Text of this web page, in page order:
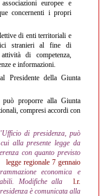
europee e
concernenti i propri
di enti territoriali e
stranieri al fine di
di competenza,
e informazioni.
Presidente della Giunta
proporre alla Giunta
compresi accordi con
di presidenza, può
alla presente legge da
con quanto previsto
legge regionale 7 gennaio
economica e
Modifiche alla
l.r.
è comunicata alla